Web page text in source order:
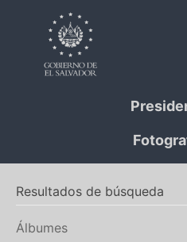
Resultados de búsqueda
Álbumes